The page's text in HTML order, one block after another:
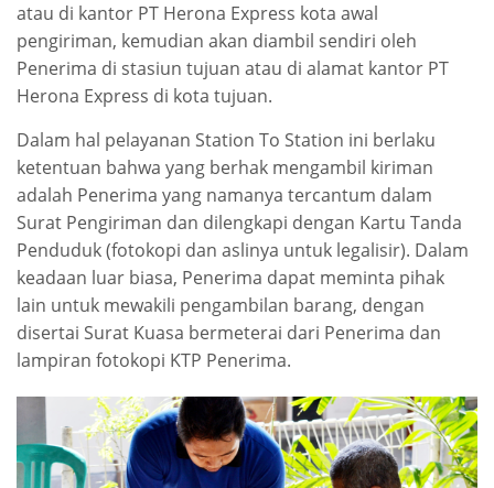
atau di kantor PT Herona Express kota awal
pengiriman, kemudian akan diambil sendiri oleh
Penerima di stasiun tujuan atau di alamat kantor PT
Herona Express di kota tujuan.
Dalam hal pelayanan Station To Station ini berlaku
ketentuan bahwa yang berhak mengambil kiriman
adalah Penerima yang namanya tercantum dalam
Surat Pengiriman dan dilengkapi dengan Kartu Tanda
Penduduk (fotokopi dan aslinya untuk legalisir). Dalam
keadaan luar biasa, Penerima dapat meminta pihak
lain untuk mewakili pengambilan barang, dengan
disertai Surat Kuasa bermeterai dari Penerima dan
lampiran fotokopi KTP Penerima.